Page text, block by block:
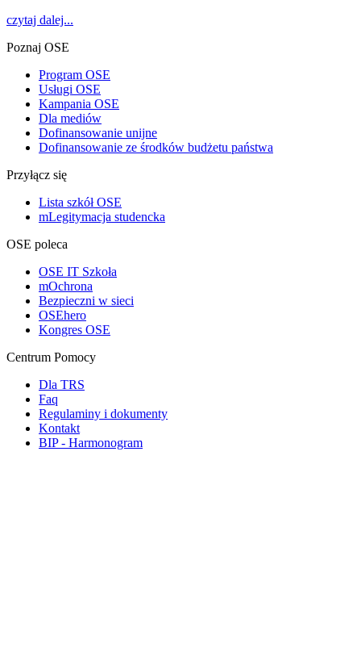
czytaj dalej...
Poznaj OSE
Program OSE
Usługi OSE
Kampania OSE
Dla mediów
Dofinansowanie unijne
Dofinansowanie ze środków budżetu państwa
Przyłącz się
Lista szkół OSE
mLegitymacja studencka
OSE poleca
OSE IT Szkoła
mOchrona
Bezpieczni w sieci
OSEhero
Kongres OSE
Centrum Pomocy
Dla TRS
Faq
Regulaminy i dokumenty
Kontakt
BIP - Harmonogram